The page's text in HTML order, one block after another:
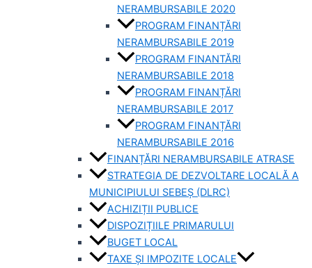
NERAMBURSABILE 2020
PROGRAM FINANȚĂRI
NERAMBURSABILE 2019
PROGRAM FINANTĂRI
NERAMBURSABILE 2018
PROGRAM FINANȚĂRI
NERAMBURSABILE 2017
PROGRAM FINANȚĂRI
NERAMBURSABILE 2016
FINANȚĂRI NERAMBURSABILE ATRASE
STRATEGIA DE DEZVOLTARE LOCALĂ A
MUNICIPIULUI SEBEȘ (DLRC)
ACHIZIȚII PUBLICE
DISPOZIȚIILE PRIMARULUI
BUGET LOCAL
TAXE ȘI IMPOZITE LOCALE